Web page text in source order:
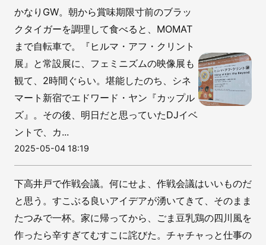
かなりGW。朝から賞味期限寸前のブラッ
クタイガーを調理して食べると、MOMAT
まで自転車で。『ヒルマ・アフ・クリント
展』と常設展に、フェミニズムの映像展も
観て、2時間ぐらい。堪能したのち、シネ
マート新宿でエドワード・ヤン『カップル
ズ』。その後、明日だと思っていたDJイベ
ントで、カ...
2025-05-04 18:19
下高井戸で作戦会議。何にせよ、作戦会議はいいものだ
と思う。すこぶる良いアイデアが湧いてきて、そのまま
たつみで一杯。家に帰ってから、ごま豆乳鶏の四川風を
作ったら辛すぎてむすこに詫びた。チャチャっと仕事の